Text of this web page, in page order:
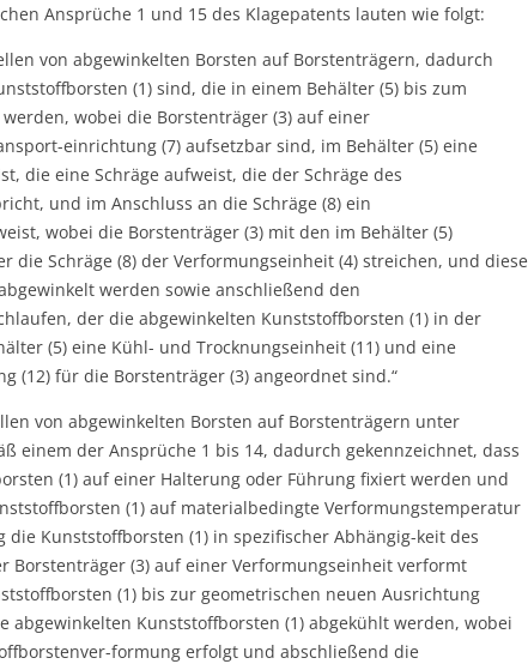
Ansprüche 1 und 15 des Klagepatents lauten wie folgt:
von abgewinkelten Borsten auf Borstenträgern, dadurch
(1) sind, die in einem Behälter (5) bis zum
wobei die Borstenträger (3) auf einer
einrichtung (7) aufsetzbar sind, im Behälter (5) eine
die eine Schräge aufweist, die der Schräge des
und im Anschluss an die Schräge (8) ein
wobei die Borstenträger (3) mit den im Behälter (5)
die Schräge (8) der Verformungseinheit (4) streichen, und diese
werden sowie anschließend den
der die abgewinkelten Kunststoffborsten (1) in der
(5) eine Kühl- und Trocknungseinheit (11) und eine
(12) für die Borstenträger (3) angeordnet sind.“
von abgewinkelten Borsten auf Borstenträgern unter
einem der Ansprüche 1 bis 14, dadurch gekennzeichnet, dass
(1) auf einer Halterung oder Führung fixiert werden und
(1) auf materialbedingte Verformungstemperatur
Kunststoffborsten (1) in spezifischer Abhängig-keit des
Borstenträger (3) auf einer Verformungseinheit verformt
(1) bis zur geometrischen neuen Ausrichtung
abgewinkelten Kunststoffborsten (1) abgekühlt werden, wobei
formung erfolgt und abschließend die